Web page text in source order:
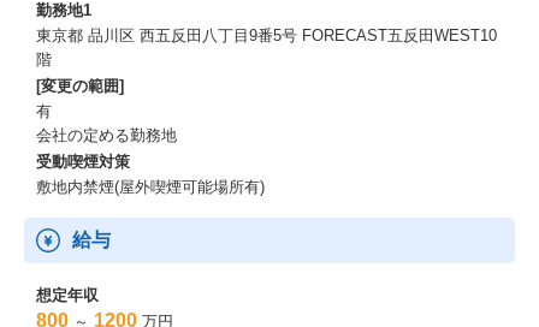
社会的課題の解決と事業成長の両立を軸に、持続可能な経営を追
求します。
短期的なイグジットを目的とせず、社会に長期的な価値をもたら
すビジネスを構築することを重視。
上場を視野に入れながらも、利益と社会性のバランスを保ち、“年
齢によるしがらみをなくす”というミッションの実現に向けて挑戦
を続けます。
勤務地1
東京都 品川区 西五反田八丁目9番5号 FORECAST五反田WEST10
階
[変更の範囲]
有
会社の定める勤務地
受動喫煙対策
敷地内禁煙(屋外喫煙可能場所有)
給与
想定年収
800 ～ 1200 万円